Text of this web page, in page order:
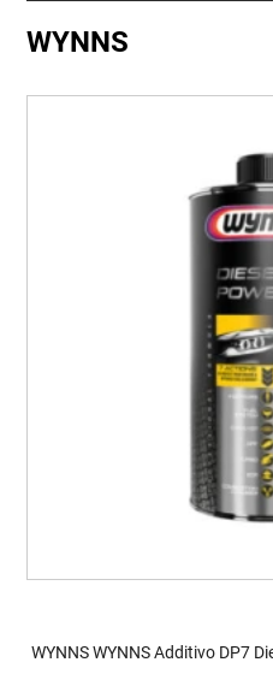
WYNNS
WYNNS WYNNS Additivo DP7